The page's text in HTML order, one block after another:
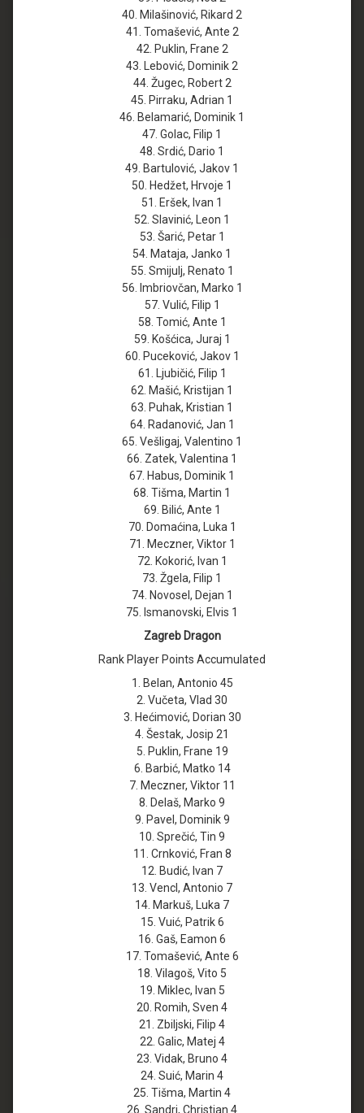
40. Milašinović, Rikard 2
41. Tomašević, Ante 2
42. Puklin, Frane 2
43. Lebović, Dominik 2
44. Žugec, Robert 2
45. Pirraku, Adrian 1
46. Belamarić, Dominik 1
47. Golac, Filip 1
48. Srdić, Dario 1
49. Bartulović, Jakov 1
50. Hedžet, Hrvoje 1
51. Eršek, Ivan 1
52. Slavinić, Leon 1
53. Šarić, Petar 1
54. Mataja, Janko 1
55. Smijulj, Renato 1
56. Imbriovčan, Marko 1
57. Vulić, Filip 1
58. Tomić, Ante 1
59. Košćica, Juraj 1
60. Puceković, Jakov 1
61. Ljubičić, Filip 1
62. Mašić, Kristijan 1
63. Puhak, Kristian 1
64. Radanović, Jan 1
65. Vešligaj, Valentino 1
66. Zatek, Valentina 1
67. Habus, Dominik 1
68. Tišma, Martin 1
69. Bilić, Ante 1
70. Domaćina, Luka 1
71. Meczner, Viktor 1
72. Kokorić, Ivan 1
73. Žgela, Filip 1
74. Novosel, Dejan 1
75. Ismanovski, Elvis 1
Zagreb Dragon
Rank Player Points Accumulated
1. Belan, Antonio 45
2. Vučeta, Vlad 30
3. Hećimović, Dorian 30
4. Šestak, Josip 21
5. Puklin, Frane 19
6. Barbić, Matko 14
7. Meczner, Viktor 11
8. Delaš, Marko 9
9. Pavel, Dominik 9
10. Sprečić, Tin 9
11. Crnković, Fran 8
12. Budić, Ivan 7
13. Vencl, Antonio 7
14. Markuš, Luka 7
15. Vuić, Patrik 6
16. Gaš, Eamon 6
17. Tomašević, Ante 6
18. Vilagoš, Vito 5
19. Miklec, Ivan 5
20. Romih, Sven 4
21. Zbiljski, Filip 4
22. Galic, Matej 4
23. Vidak, Bruno 4
24. Suić, Marin 4
25. Tišma, Martin 4
26. Sandri, Christian 4